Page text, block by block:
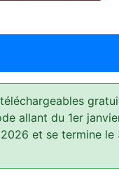
allant du 1er
et se termine le